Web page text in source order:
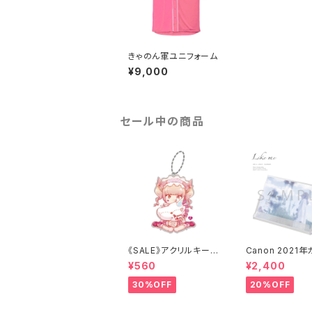
きゃのん軍ユニフォーム
¥9,000
セール中の商品
《SALE》アクリルキーホ
ルダー
¥560
30%OFF
Canon 2021年
ダー「Like me.」
¥2,400
20%OFF